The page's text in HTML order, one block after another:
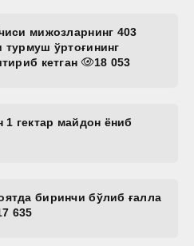
мижозларнинг 403
ўртоғининг
кетган
18 053
1 гектар майдон ёниб
биринчи бўлиб ғалла
635